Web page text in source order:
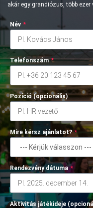
akár egy grandiózus, több
Név *
Telefonszám *
Pozíció (opcionális)
Mire kérsz ajánlatot? *
Rendezvény dátuma *
Aktivitás játékideje